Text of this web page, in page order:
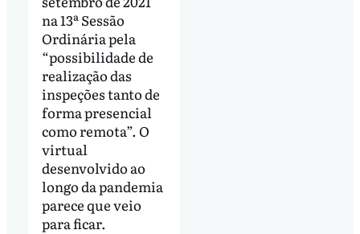
na 13ª Sessão
Ordinária pela
“possibilidade de
realização das
inspeções tanto de
forma presencial
como remota”. O
virtual
desenvolvido ao
longo da pandemia
parece que veio
para ficar.